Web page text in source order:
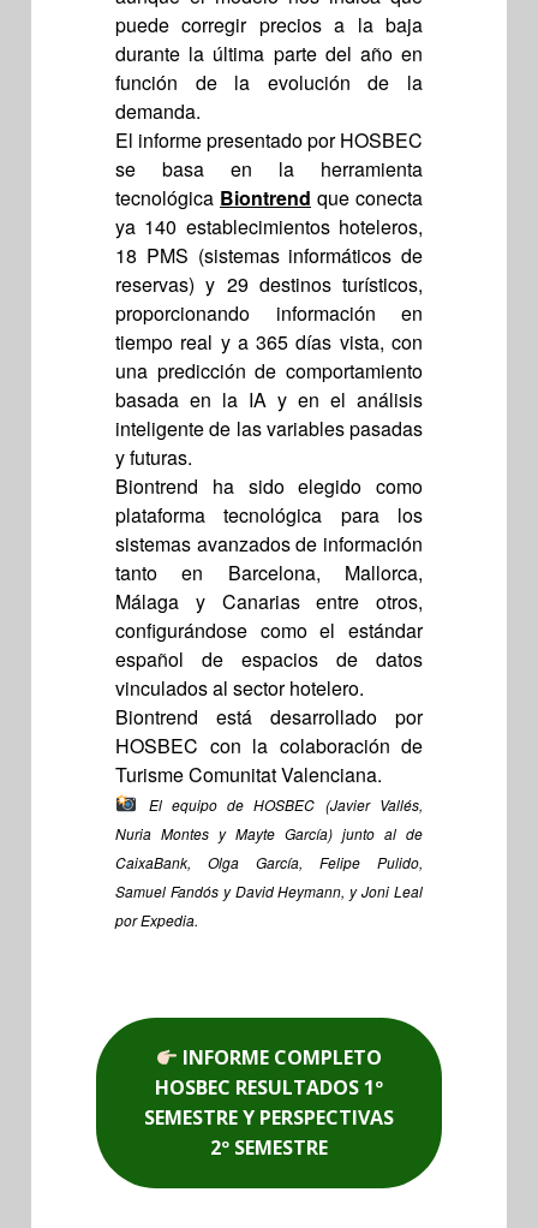
puede corregir precios a la baja
durante la última parte del año en
función de la evolución de la
demanda.
El informe presentado por HOSBEC
se basa en la herramienta
tecnológica Biontrend que conecta
ya 140 establecimientos hoteleros,
18 PMS (sistemas informáticos de
reservas) y 29 destinos turísticos,
proporcionando información en
tiempo real y a 365 días vista, con
una predicción de comportamiento
basada en la IA y en el análisis
inteligente de las variables pasadas
y futuras.
Biontrend ha sido elegido como
plataforma tecnológica para los
sistemas avanzados de información
tanto en Barcelona, Mallorca,
Málaga y Canarias entre otros,
configurándose como el estándar
español de espacios de datos
vinculados al sector hotelero.
Biontrend está desarrollado por
HOSBEC con la colaboración de
Turisme Comunitat Valenciana.
El equipo de HOSBEC (Javier Vallés,
Nuria Montes y Mayte García) junto al de
CaixaBank, Olga García, Felipe Pulido,
Samuel Fandós y David Heymann, y Joni Leal
por Expedia.
INFORME COMPLETO
HOSBEC RESULTADOS 1º
SEMESTRE Y PERSPECTIVAS
2º SEMESTRE